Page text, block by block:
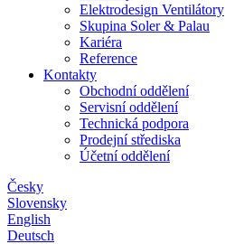
Elektrodesign Ventilátory
Skupina Soler & Palau
Kariéra
Reference
Kontakty
Obchodní oddělení
Servisní oddělení
Technická podpora
Prodejní střediska
Účetní oddělení
Česky
Slovensky
English
Deutsch